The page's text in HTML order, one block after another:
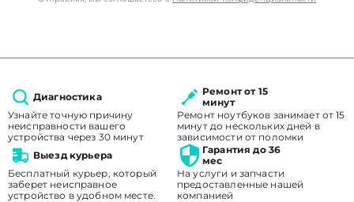
Диагностика
Узнайте точную причину
неисправности вашего
устройства через 30 минут
Ремонт от 15
минут
Ремонт ноутбуков занимает от 15
минут до нескольких дней в
зависимости от поломки
Выезд курьера
Бесплатный курьер, который
заберет неисправное
устройство в удобном месте.
Гарантия до 36
мес
На услуги и запчасти
предоставленные нашей
компанией